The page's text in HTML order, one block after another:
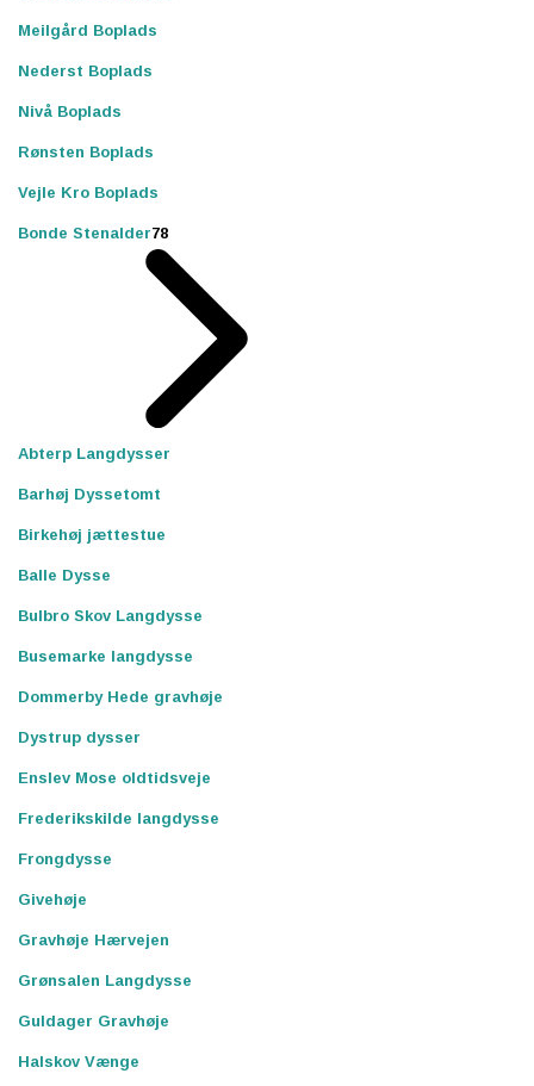
Meilgård Boplads
Nederst Boplads
Nivå Boplads
Rønsten Boplads
Vejle Kro Boplads
Bonde Stenalder78
Abterp Langdysser
Barhøj Dyssetomt
Birkehøj jættestue
Balle Dysse
Bulbro Skov Langdysse
Busemarke langdysse
Dommerby Hede gravhøje
Dystrup dysser
Enslev Mose oldtidsveje
Frederikskilde langdysse
Frongdysse
Givehøje
Gravhøje Hærvejen
Grønsalen Langdysse
Guldager Gravhøje
Halskov Vænge